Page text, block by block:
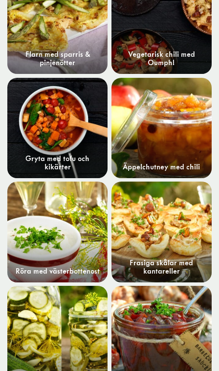
Flarn med sparris &
pinjenötter
Vegetarisk chili med
Oumph!
Gryta med tofu och
kikärter
Äppelchutney med chili
Röra med västerbottenost
Frasiga skålar med
kantareller